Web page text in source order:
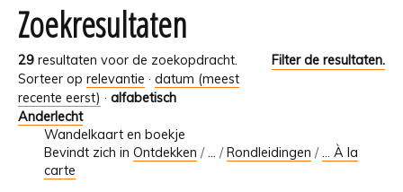
Zoekresultaten
29 resultaten voor de zoekopdracht.
Filter de resultaten.
Sorteer op relevantie · datum (meest
recente eerst) · alfabetisch
Anderlecht
Wandelkaart en boekje
Bevindt zich in Ontdekken /… /Rondleidingen /... À la
carte